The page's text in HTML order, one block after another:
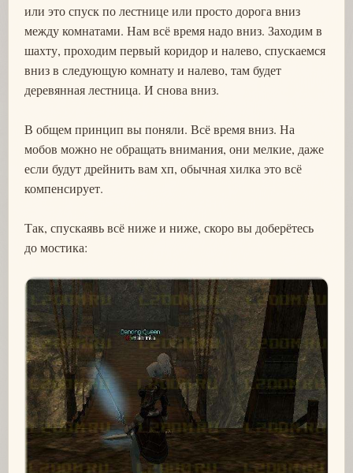
или это спуск по лестнице или просто дорога вниз
между комнатами. Нам всё время надо вниз. Заходим в
шахту, проходим первый коридор и налево, спускаемся
вниз в следующую комнату и налево, там будет
деревянная лестница. И снова вниз.
В общем принцип вы поняли. Всё время вниз. На
мобов можно не обращать внимания, они мелкие, даже
если будут дрейнить вам хп, обычная хилка это всё
компенсирует.
Так, спускаявь всё ниже и ниже, скоро вы доберётесь
до мостика: